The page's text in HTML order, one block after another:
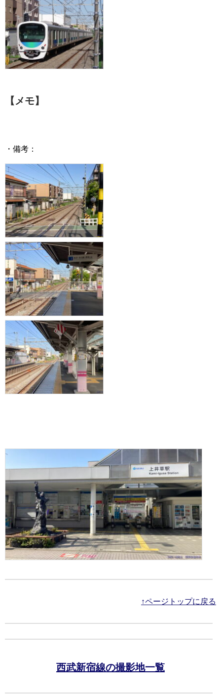
【メモ】
・備考：
↑ページトップに戻る
西武新宿線の撮影地一覧